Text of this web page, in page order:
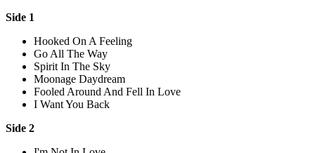
Side 1
Hooked On A Feeling
Go All The Way
Spirit In The Sky
Moonage Daydream
Fooled Around And Fell In Love
I Want You Back
Side 2